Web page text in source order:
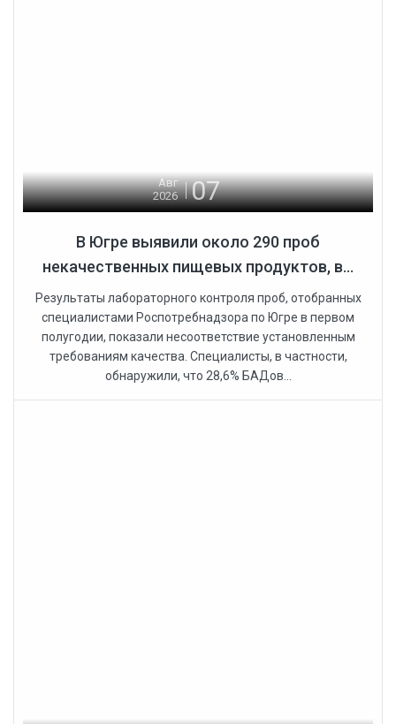
Авг
2026
07
В Югре выявили около 290 проб
некачественных пищевых продуктов, в...
Результаты лабораторного контроля проб, отобранных
специалистами Роспотребнадзора по Югре в первом
полугодии, показали несоответствие установленным
требованиям качества. Специалисты, в частности,
обнаружили, что 28,6% БАДов...